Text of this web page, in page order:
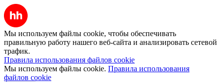
Мы используем файлы cookie, чтобы обеспечивать
правильную работу нашего веб-сайта и анализировать сетевой
трафик.
Правила использования файлов cookie
Мы используем файлы cookie. Правила использования
файлов cookie